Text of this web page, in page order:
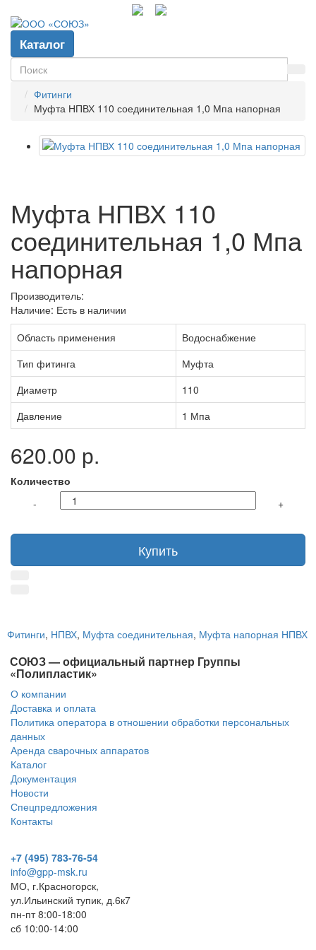
Каталог
Фитинги
Муфта НПВХ 110 соединительная 1,0 Мпа напорная
Муфта НПВХ 110
соединительная 1,0 Мпа
напорная
Производитель:
Наличие: Есть в наличии
Область применения
Водоснабжение
Тип фитинга
Муфта
Диаметр
110
Давление
1 Мпа
620.00 р.
Количество
-
+
Купить
Фитинги, НПВХ, Муфта соединительная, Муфта напорная НПВХ
СОЮЗ — официальный партнер Группы
«Полипластик»
О компании
Доставка и оплата
Политика оператора в отношении обработки персональных
данных
Аренда сварочных аппаратов
Каталог
Документация
Новости
Спецпредложения
Контакты
+7 (495) 783-76-54
info@gpp-msk.ru
МО, г.Красногорск,
ул.Ильинский тупик, д.6к7
пн-пт 8:00-18:00
сб 10:00-14:00